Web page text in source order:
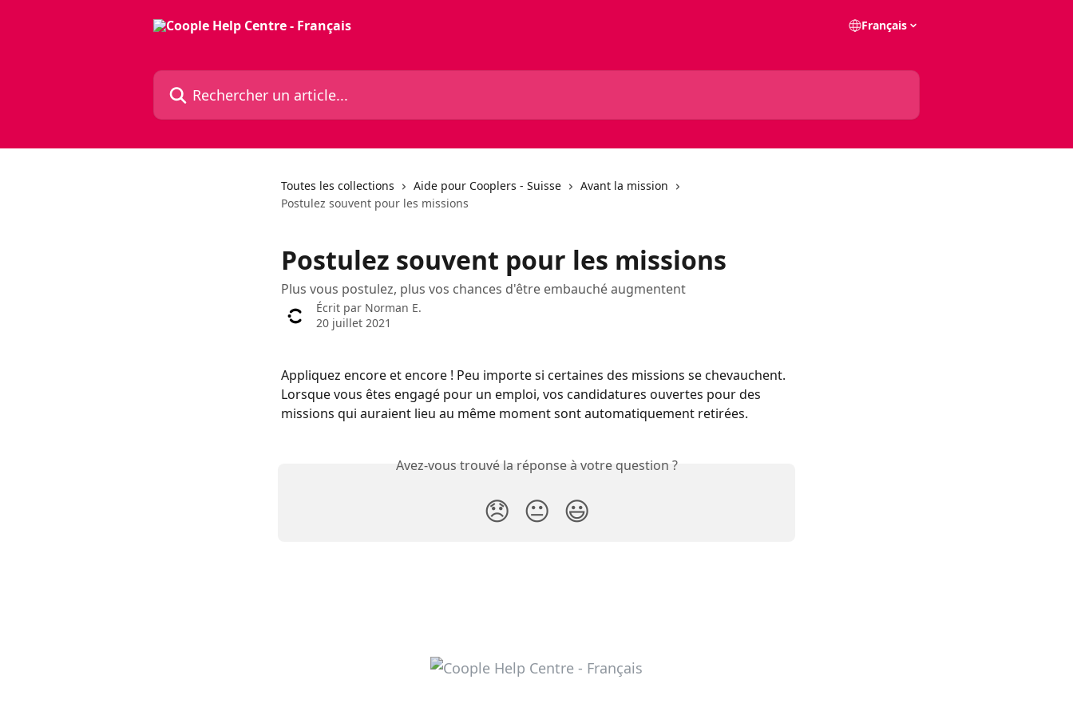
Français
Rechercher un article...
Toutes les collections Aide pour Cooplers - Suisse
Avant la mission
Postulez souvent pour les missions
Postulez souvent pour les missions
Plus vous postulez, plus vos chances d'être embauché augmentent
Écrit par Norman E.
20 juillet 2021
Appliquez encore et encore ! Peu importe si certaines des missions se chevauchent.
Lorsque vous êtes engagé pour un emploi, vos candidatures ouvertes pour des
missions qui auraient lieu au même moment sont automatiquement retirées.
Avez-vous trouvé la réponse à votre question ?
😞 😐 😃